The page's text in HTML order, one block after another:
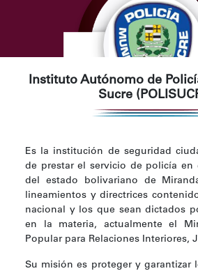
Instituto Autónomo de
Sucre
Es la institución de seguridad
de prestar el servicio de policía en
del estado bolivariano de
lineamientos y directrices
nacional y los que sean dictados
en la materia, actualmente el
Popular para Relaciones Interiores,
Su misión es proteger y garantizar